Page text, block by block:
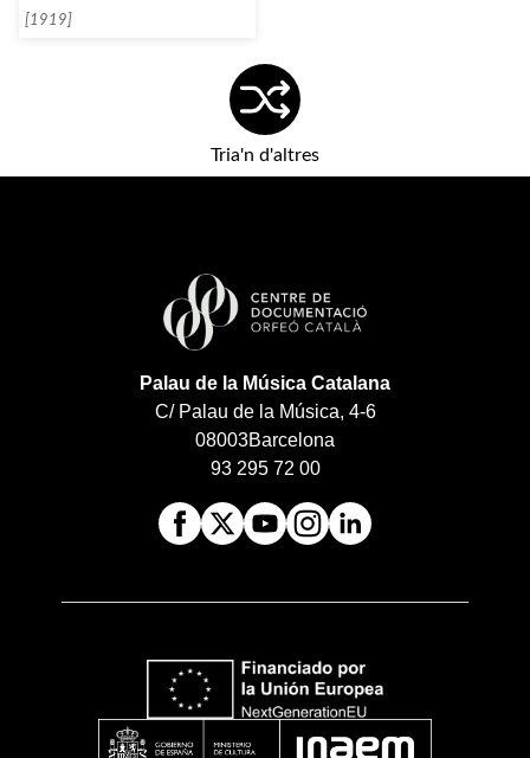
[1919]
Tria'n d'altres
Palau de la Música Catalana
C/ Palau de la Música, 4-6
08003Barcelona
93 295 72 00